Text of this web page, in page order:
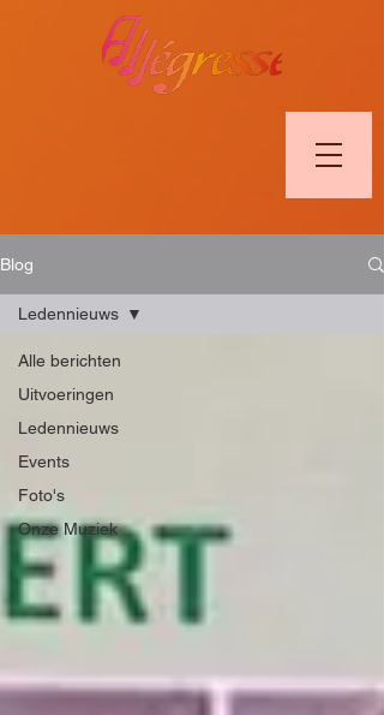
Blog
Alle berichten
Uitvoeringen
Ledennieuws
Events
Foto's
Onze Muziek
Ledennieuws